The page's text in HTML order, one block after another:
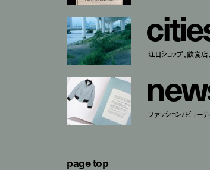
citie
注目ショップ、飲食
new
ファッション/ビュー
page top